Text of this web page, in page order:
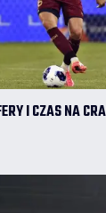
I CZAS NA